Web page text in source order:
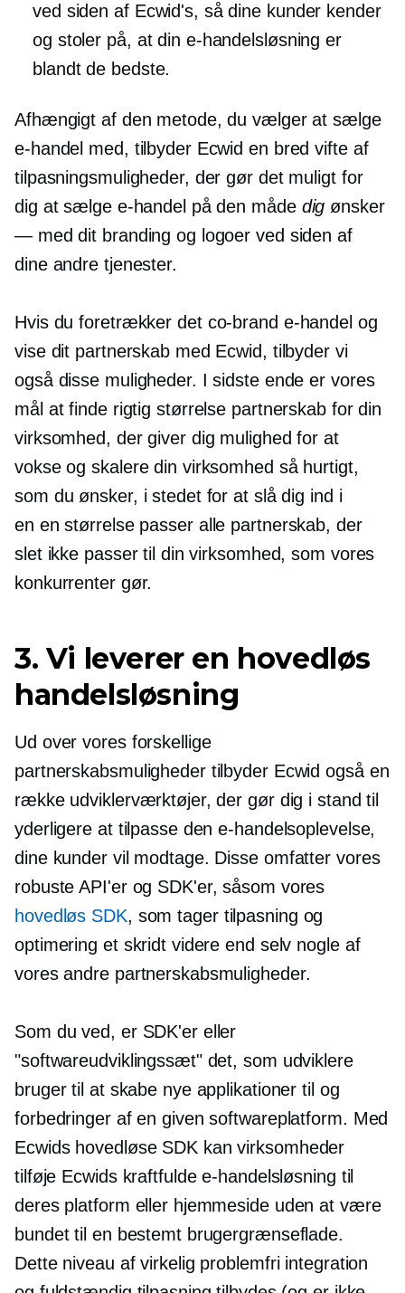
ved siden af ​​Ecwid's, så dine kunder kender
og stoler på, at din e-handelsløsning er
blandt de bedste.
Afhængigt af den metode, du vælger at sælge
e-handel med, tilbyder Ecwid en bred vifte af
tilpasningsmuligheder, der gør det muligt for
dig at sælge e-handel på den måde dig ønsker
— med dit branding og logoer ved siden af ​​
dine andre tjenester.
Hvis du foretrækker det co-brand e-handel og
vise dit partnerskab med Ecwid, tilbyder vi
også disse muligheder. I sidste ende er vores
mål at finde rigtig størrelse partnerskab for din
virksomhed, der giver dig mulighed for at
vokse og skalere din virksomhed så hurtigt,
som du ønsker, i stedet for at slå dig ind i
en en størrelse passer alle partnerskab, der
slet ikke passer til din virksomhed, som vores
konkurrenter gør.
3. Vi leverer en hovedløs
handelsløsning
Ud over vores forskellige
partnerskabsmuligheder tilbyder Ecwid også en
række udviklerværktøjer, der gør dig i stand til
yderligere at tilpasse den e-handelsoplevelse,
dine kunder vil modtage. Disse omfatter vores
robuste API'er og SDK'er, såsom vores
hovedløs SDK, som tager tilpasning og
optimering et skridt videre end selv nogle af
vores andre partnerskabsmuligheder.
Som du ved, er SDK'er eller
"softwareudviklingssæt" det, som udviklere
bruger til at skabe nye applikationer til og
forbedringer af en given softwareplatform. Med
Ecwids hovedløse SDK kan virksomheder
tilføje Ecwids kraftfulde e-handelsløsning til
deres platform eller hjemmeside uden at være
bundet til en bestemt brugergrænseflade.
Dette niveau af virkelig problemfri integration